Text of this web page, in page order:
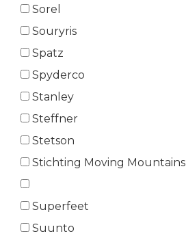
Sorel
Souryris
Spatz
Spyderco
Stanley
Steffner
Stetson
Stichting Moving Mountains
Superfeet
Suunto